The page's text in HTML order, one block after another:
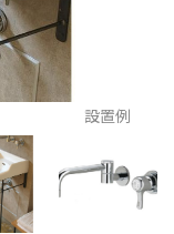
設置例